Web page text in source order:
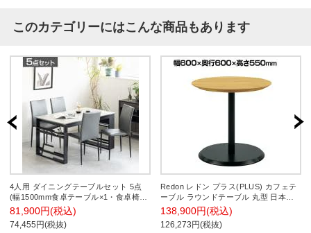
このカテゴリーにはこんな商品もあります
4人用 ダイニングテーブルセット 5点
(幅1500mm食卓テーブル×1・食卓椅子
×4) メラミン天板 収納付き コンセント
付き セラミックテーブル ダイニングチ
ェア 4人掛け 長方形 ワークテーブル
81,900円(税込)
74,455円(税抜)
Redon レドン プラス(PLUS) カフェテ
ーブル ラウンドテーブル 丸型 日本製
木製 アジャスター付き 休憩室 幅600×
奥行600×高さ550mm
138,900円(税込)
126,273円(税抜)